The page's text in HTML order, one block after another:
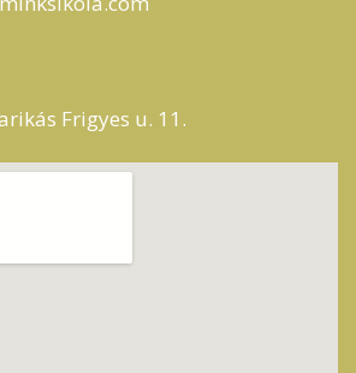
Frigyes u. 11.